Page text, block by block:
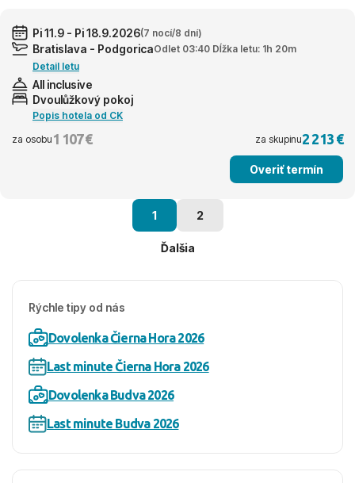
Pi 11.9 - Pi 18.9.2026(7 nocí/8 dní)
Bratislava - PodgoricaOdlet 03:40 Dĺžka letu: 1h 20m
Detail letu
All inclusive
Dvoulůžkový pokoj
Popis hotela od CK
za osobu 1 107 € za skupinu2 213 €
Overiť termín
1 2
Ďalšia
Rýchle tipy od nás
Dovolenka Čierna Hora 2026
Last minute Čierna Hora 2026
Dovolenka Budva 2026
Last minute Budva 2026